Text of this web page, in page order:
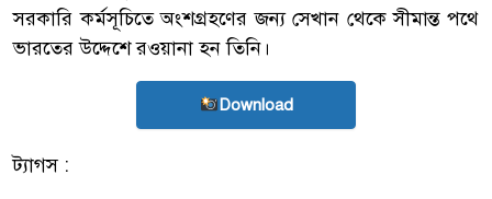
সরকারি কর্মসূচিতে অংশগ্রহণের জন্য সেখান থেকে সীমান্ত পথে
ভারতের উদ্দেশে রওয়ানা হন তিনি।
Download
ট্যাগস :